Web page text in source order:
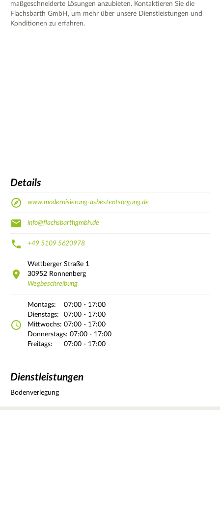
maßgeschneiderte Lösungen anzubieten. Kontaktieren Sie die
Flachsbarth GmbH, um mehr über unsere Dienstleistungen und
Konditionen zu erfahren.
Details
www.modernisierung-asbestentsorgung.de
info@flachsbarthgmbh.de
+49 5109 5620978
Wettberger Straße 1
30952 Ronnenberg
Wegbeschreibung
Montags:
07:00 - 17:00
Dienstags:
07:00 - 17:00
Mittwochs: 07:00 - 17:00
Donnerstags: 07:00 - 17:00
Freitags:
07:00 - 17:00
Dienstleistungen
Bodenverlegung